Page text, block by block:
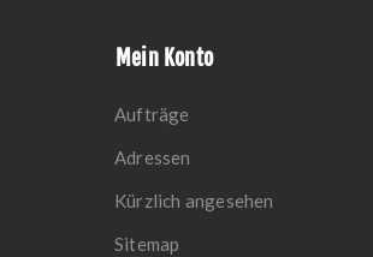
Mein Konto
Aufträge
Adressen
Kürzlich angesehen
Sitemap